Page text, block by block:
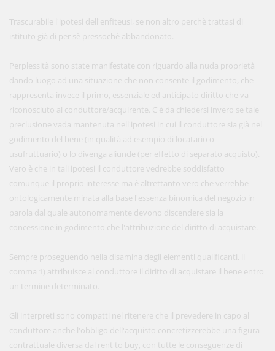
Trascurabile l'ipotesi dell'enfiteusi, se non altro perchè trattasi di
istituto già di per sè pressochè abbandonato.
Perplessità sono state manifestate con riguardo alla nuda proprietà
dando luogo ad una situazione che non consente il godimento, che
rappresenta invece il primo, essenziale ed anticipato diritto che va
riconosciuto al conduttore/acquirente. C'è da chiedersi invero se tale
preclusione vada mantenuta nell'ipotesi in cui il conduttore sia già nel
godimento del bene (in qualità ad esempio di locatario o
usufruttuario) o lo divenga aliunde (per effetto di separato acquisto).
Vero è che in tali ipotesi il conduttore vedrebbe soddisfatto
comunque il proprio interesse ma è altrettanto vero che verrebbe
ontologicamente minata alla base l'essenza binomica del negozio in
parola dal quale autonomamente devono discendere sia la
concessione in godimento che l'attribuzione del diritto di acquistare.
Sempre proseguendo nella disamina degli elementi qualificanti, il
comma 1) attribuisce al conduttore il diritto di acquistare il bene entro
un termine determinato.
Gli interpreti sono compatti nel ritenere che il prevedere in capo al
conduttore anche l'obbligo dell'acquisto concretizzerebbe una figura
contrattuale diversa dal rent to buy, con tutte le conseguenze di